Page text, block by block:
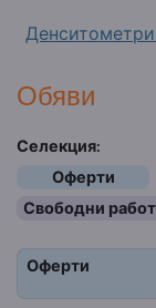
Денситометри
Обяви
Селекция:
Оферти
Свободни
Оферти